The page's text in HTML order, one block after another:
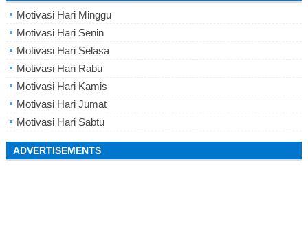
Motivasi Hari Minggu
Motivasi Hari Senin
Motivasi Hari Selasa
Motivasi Hari Rabu
Motivasi Hari Kamis
Motivasi Hari Jumat
Motivasi Hari Sabtu
ADVERTISEMENTS